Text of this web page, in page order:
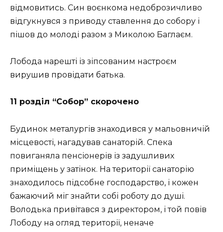
відмовитись. Син воєнкома недоброзичливо
відгукнувся з приводу ставлення до собору і
пішов до молоді разом з Миколою Баглаєм.
Лобода нарешті із зіпсованим настроєм
вирушив провідати батька.
11 розділ “Собор” скорочено
Будинок металургів знаходився у мальовничій
місцевості, нагадував санаторій. Спека
повиганяла пенсіонерів із задушливих
приміщень у затінок. На території санаторію
знаходилось підсобне господарство, і кожен
бажаючий міг знайти собі роботу до душі.
Володька привітався з директором, і той повів
Лободу на огляд території, неначе